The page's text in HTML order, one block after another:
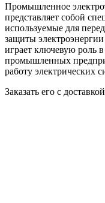
Промышленное
представляет собой
используемые для
защиты
играет ключевую роль
промышленных
работу электрических
Заказать его с